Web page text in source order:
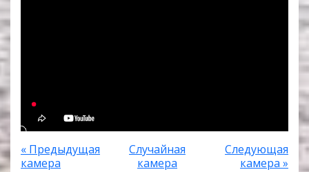
« Предыдущая
камера
Случайная
камера
Следующая
камера »